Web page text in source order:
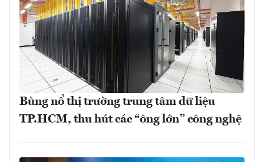
Bùng nổ thị trường trung tâm dữ liệu
TP.HCM, thu hút các “ông lớn” công nghệ